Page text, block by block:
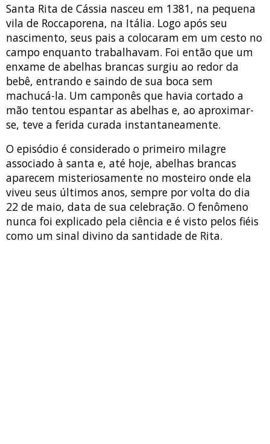
Santa Rita de Cássia nasceu em 1381, na pequena
vila de Roccaporena, na Itália. Logo após seu
nascimento, seus pais a colocaram em um cesto no
campo enquanto trabalhavam. Foi então que um
enxame de abelhas brancas surgiu ao redor da
bebê, entrando e saindo de sua boca sem
machucá-la. Um camponês que havia cortado a
mão tentou espantar as abelhas e, ao aproximar-
se, teve a ferida curada instantaneamente.
O episódio é considerado o primeiro milagre
associado à santa e, até hoje, abelhas brancas
aparecem misteriosamente no mosteiro onde ela
viveu seus últimos anos, sempre por volta do dia
22 de maio, data de sua celebração. O fenômeno
nunca foi explicado pela ciência e é visto pelos fiéis
como um sinal divino da santidade de Rita.